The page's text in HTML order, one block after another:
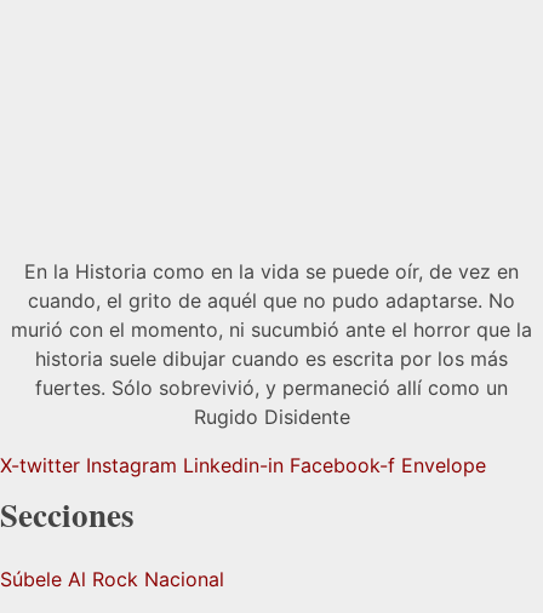
En la Historia como en la vida se puede oír, de vez en
cuando, el grito de aquél que no pudo adaptarse. No
murió con el momento, ni sucumbió ante el horror que la
historia suele dibujar cuando es escrita por los más
fuertes. Sólo sobrevivió, y permaneció allí como un
Rugido Disidente
X-twitter Instagram Linkedin-in Facebook-f Envelope
Secciones
Súbele Al Rock Nacional